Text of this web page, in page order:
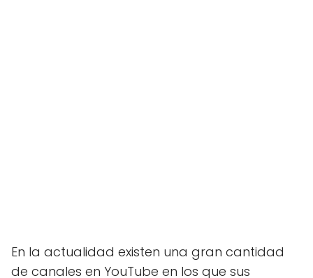
En la actualidad existen una gran cantidad
de canales en YouTube en los que sus